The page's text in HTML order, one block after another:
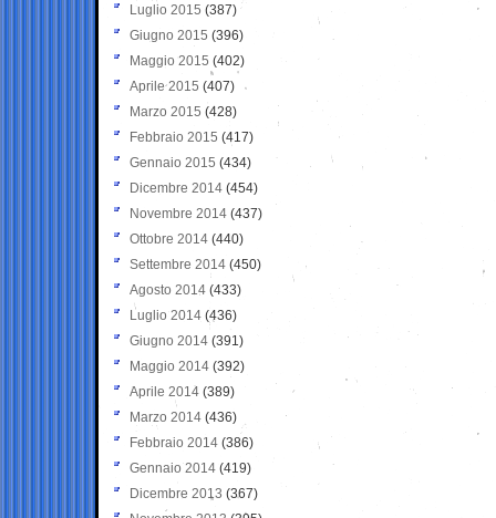
Luglio 2015 (387)
Giugno 2015 (396)
Maggio 2015 (402)
Aprile 2015 (407)
Marzo 2015 (428)
Febbraio 2015 (417)
Gennaio 2015 (434)
Dicembre 2014 (454)
Novembre 2014 (437)
Ottobre 2014 (440)
Settembre 2014 (450)
Agosto 2014 (433)
Luglio 2014 (436)
Giugno 2014 (391)
Maggio 2014 (392)
Aprile 2014 (389)
Marzo 2014 (436)
Febbraio 2014 (386)
Gennaio 2014 (419)
Dicembre 2013 (367)